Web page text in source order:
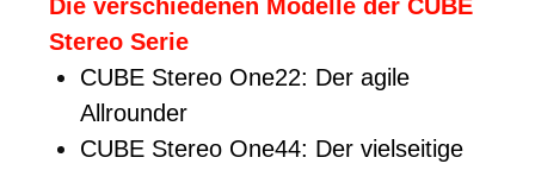
Die verschiedenen Modelle der CUBE
Stereo Serie
CUBE Stereo One22: Der agile
Allrounder
CUBE Stereo One44: Der vielseitige